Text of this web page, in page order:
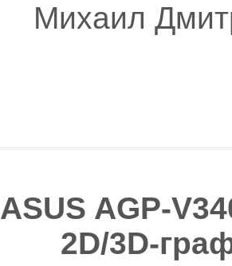
Михаил
ASUS AGP-
2D/3D-